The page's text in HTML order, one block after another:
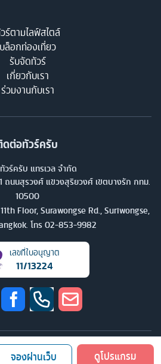
ดูโปรแกรม
จองผ่านเว็บ
ร์ตามไลฟ์สไตล์
บล็อกท่องเที่ยว
รับจัดทัวร์
เกี่ยวกับเรา
ร่วมงานกับเรา
ต่อทัวร์ครับ
วร์ครับ แทรเวล จำกัด
ถนนสุรวงศ์ แขวงสุริยวงศ์ เขตบางรัก กทม.
10500
Floor, Surawongse Rd., Suriwongse,
โทร 02-853-9982
เลขที่ใบอนุญาต
11/13224
ครับ แทรเวล จำกัด สงวนลิขสิทธิ์